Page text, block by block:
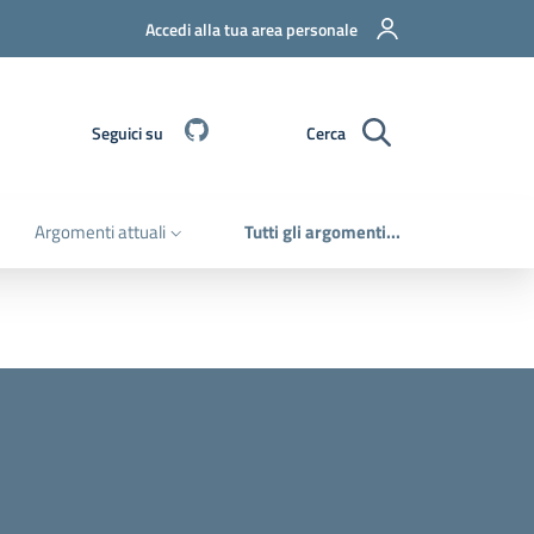
Accedi alla tua area personale
Seguici su Cerca
Argomenti attuali Tutti gli argomenti...